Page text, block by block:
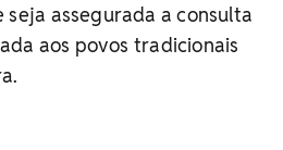
assegurada a consulta
aos povos tradicionais